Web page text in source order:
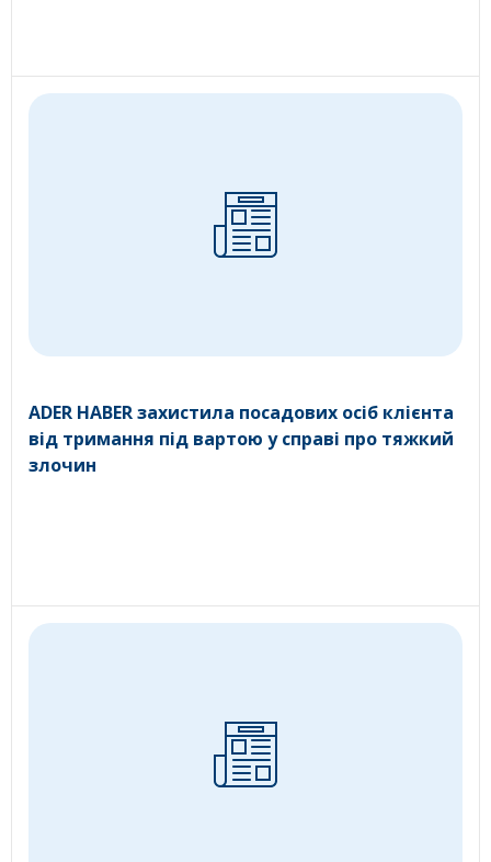
ADER HABER захистила посадових осіб клієнта
від тримання під вартою у справі про тяжкий
злочин